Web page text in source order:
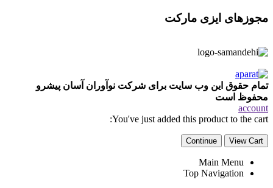
مجوزهای ایزی مارکت
تمام حقوق این وب سایت برای شرکت نوآوران آسان پیشرو
محفوظ است
account
You've just added this product to the cart:
View Cart
Continue
Main Menu
Top Navigation